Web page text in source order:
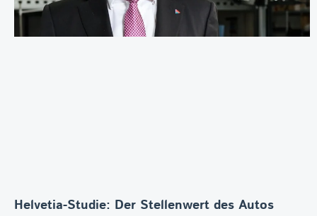
Helvetia-Studie: Der Stellenwert des Autos